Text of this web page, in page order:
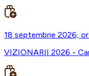
18 septembrie 2026,
VIZIONARII 2026 -